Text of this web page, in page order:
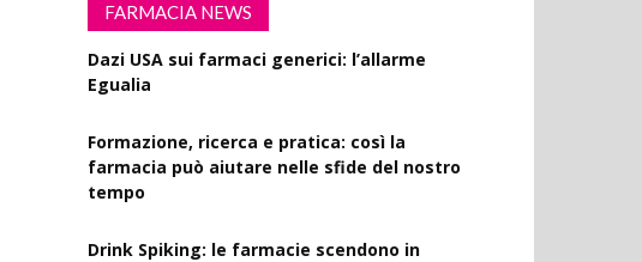
FARMACIA NEWS
Dazi USA sui farmaci generici: l’allarme
Egualia
Formazione, ricerca e pratica: così la
farmacia può aiutare nelle sfide del nostro
tempo
Drink Spiking: le farmacie scendono in